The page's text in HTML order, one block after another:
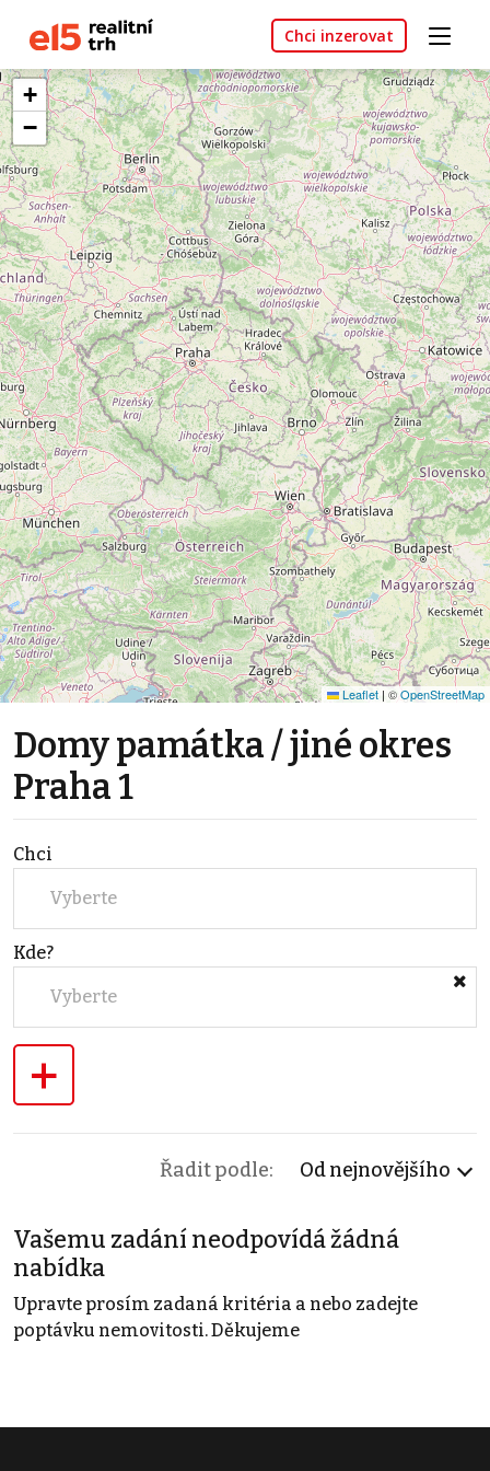
Chci inzerovat
+
−
Leaflet | ©OpenStreetMap
Domy památka / jiné okres
Praha 1
Chci
Vyberte
Kde?
Vyberte
+
Řadit podle: Od nejnovějšího
Vašemu zadání neodpovídá žádná
nabídka
Upravte prosím zadaná kritéria a nebo zadejte
poptávku nemovitosti. Děkujeme